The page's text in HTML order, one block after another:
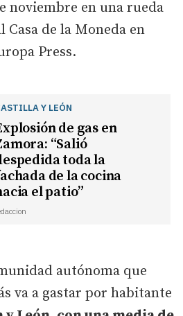
noviembre en una rueda
Casa de la Moneda en
Press.
Y LEÓN
de gas en
“Salió
toda la
de la cocina
el patio”
autónoma que
va a gastar por habitante